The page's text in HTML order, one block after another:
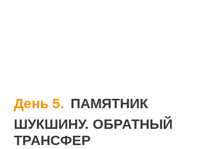
День 5. ПАМЯТНИК
ШУКШИНУ. ОБРАТНЫЙ
ТРАНСФЕР